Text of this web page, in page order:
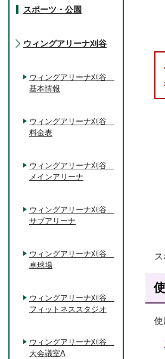
使
スポーツ・公園
ウィングアリーナ刈谷
ウィングアリーナ刈谷
基本情報
ウィングアリーナ刈谷
料金表
ウィングアリーナ刈谷
メインアリーナ
ウィングアリーナ刈谷
サブアリーナ
ウィングアリーナ刈谷
卓球場
ウィングアリーナ刈谷
フィットネススタジオ
ウィングアリーナ刈谷
大会議室A